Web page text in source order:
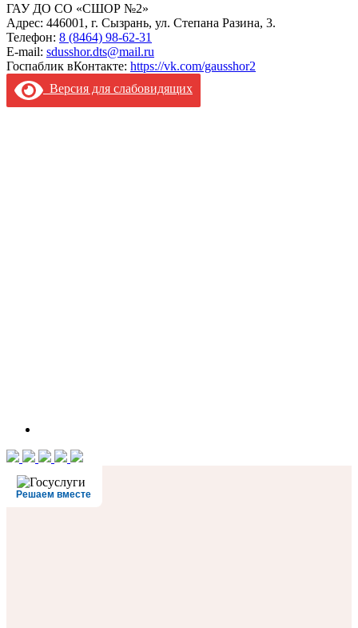
ГАУ ДО СО «СШОР №2»
Адрес: 446001, г. Сызрань, ул. Степана Разина, 3.
Телефон: 8 (8464) 98-62-31
E-mail: sdusshor.dts@mail.ru
Госпаблик вКонтакте: https://vk.com/gausshor2
Версия для слабовидящих
Решаем вместе